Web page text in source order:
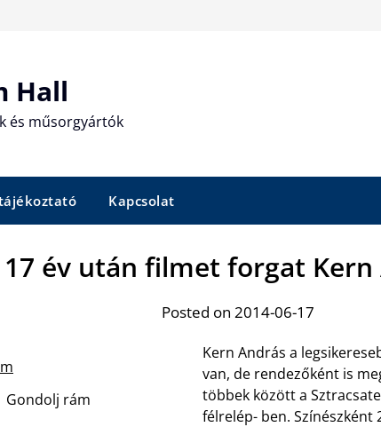
Hall
és műsorgyártók
Kapcsolat
17 év után filmet forgat Kern
Posted on 2014-06-17
Gondolj rám
Kern András a
van, de rendezőként is
többek között a
félrelép- ben. Színészként